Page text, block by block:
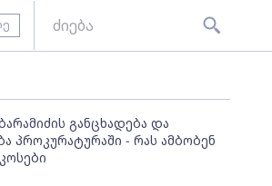
განცხადება და
პროკურატურაში - რას ამბობენ